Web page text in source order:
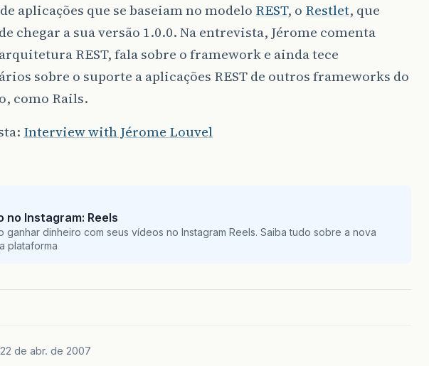
aplicações que se baseiam no modelo REST, o Restlet, que
chegar a sua versão 1.0.0. Na entrevista, Jérome comenta
REST, fala sobre o framework e ainda tece
sobre o suporte a aplicações REST de outros frameworks do
como Rails.
Interview with Jérome Louvel
no Instagram: Reels
ganhar dinheiro com seus vídeos no Instagram Reels. Saiba tudo sobre a nova
plataforma
22 de abr. de 2007